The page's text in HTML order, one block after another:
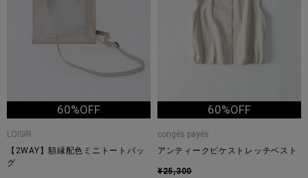
60%OFF
LOISIR
【2WAY】額縁配色ミニトートバッ
グ
60%OFF
congés payés
アンティークピケストレッチベスト
¥25,300